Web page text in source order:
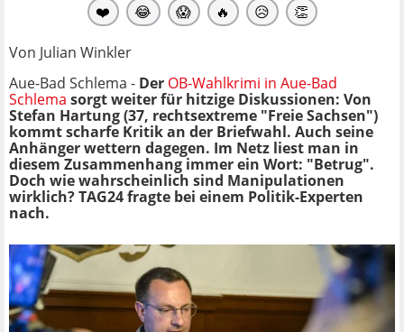
❤️ 😂 😱 🔥 😥 👏
Von Julian Winkler
Aue-Bad Schlema - Der OB-Wahlkrimi in Aue-Bad
Schlema sorgt weiter für hitzige Diskussionen: Von
Stefan Hartung (37, rechtsextreme "Freie Sachsen")
kommt scharfe Kritik an der Briefwahl. Auch seine
Anhänger wettern dagegen. Im Netz liest man in
diesem Zusammenhang immer ein Wort: "Betrug".
Doch wie wahrscheinlich sind Manipulationen
wirklich? TAG24 fragte bei einem Politik-Experten
nach.